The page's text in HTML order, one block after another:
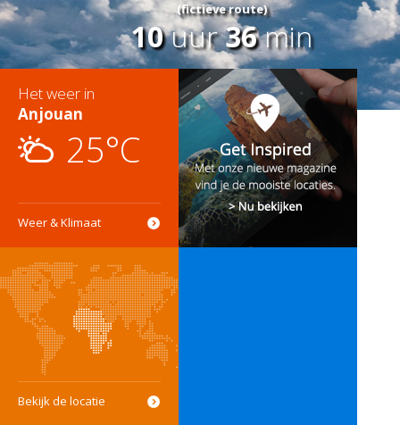
(fictieve route)
10uur36min
Het weer in
Anjouan
25°C
Weer & Klimaat
Bekijk de locatie